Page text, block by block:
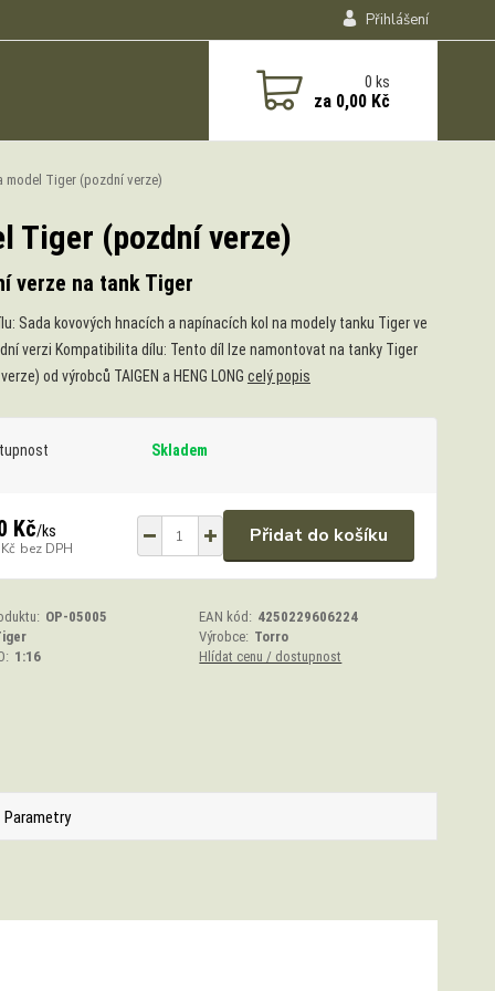
Přihlášení
0ks
za 0,00 Kč
model Tiger (pozdní verze)
Tiger (pozdní verze)
verze na tank Tiger
Sada kovových hnacích a napínacích kol na modely tanku Tiger ve
verzi Kompatibilita dílu: Tento díl lze namontovat na tanky Tiger
od výrobců TAIGEN a HENG LONG celý popis
Skladem
Kč/ks
bez DPH
Přidat do košíku
OP-05005 EAN kód: 4250229606224
Výrobce: Torro
1:16 Hlídat cenu / dostupnost
Parametry